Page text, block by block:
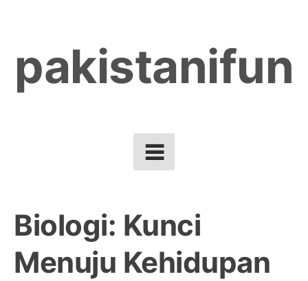
content
pakistanifun
Biologi: Kunci
Menuju Kehidupan